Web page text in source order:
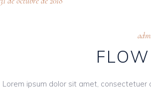
Lorem ipsum dolor sit amet, consectetuer